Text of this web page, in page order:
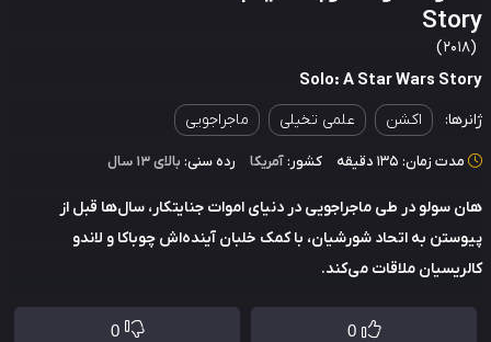
Solo: A Star Wars
اکشن علمی تخیلی ماجراجویی
مدت زمان: 135 دقیقه کشور:آمریکا رده سنی:بالای ۱۳ سال
سولو در طی ماجراجویی در دنیای اموات جنایتکار، سال‌ها قبل از
به اتحاد شورشیان، با کمک خلبان آینده‌اش چوباکا و لاندو
ملاقات می‌کند.
0
0